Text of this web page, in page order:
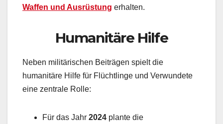
Waffen und Ausrüstung erhalten.
Humanitäre Hilfe
Neben militärischen Beiträgen spielt die
humanitäre Hilfe für Flüchtlinge und Verwundete
eine zentrale Rolle:
Für das Jahr 2024 plante die